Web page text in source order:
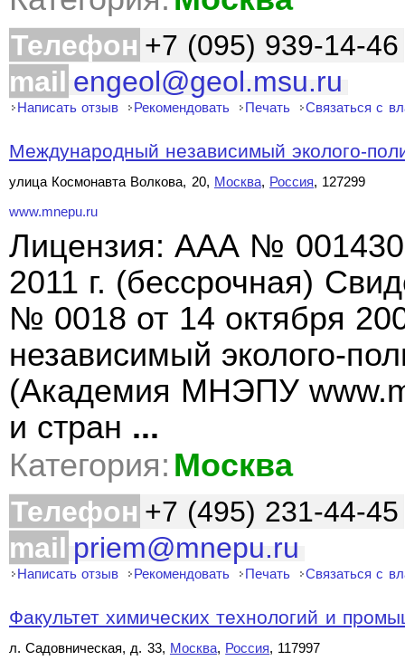
Телефон +7 (095) 939-14-46
mail engeol@geol.msu.ru
Написать отзыв Рекомендовать Печать Связаться с
Международный независимый эколого-
улица Космонавта Волкова, 20, Москва, Россия, 127299
www.mnepu.ru
Лицензия: ААА №
2011 г. (бессрочная)
№ 0018 от 14 октября
независимый эколого-
(Академия МНЭПУ
и стран ...
Категория: Москва
Телефон +7 (495) 231-44-45
mail priem@mnepu.ru
Написать отзыв Рекомендовать Печать Связаться с
Факультет химических технологий и
л. Садовническая, д. 33, Москва, Россия, 117997